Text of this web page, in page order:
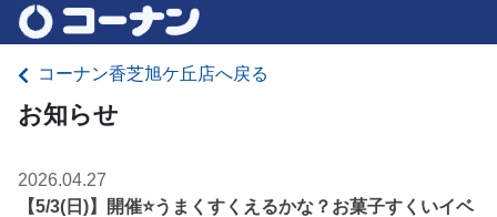
コーナン香芝旭ケ丘店へ戻る
お知らせ
2026.04.27
【5/3(日)】開催⭐️うまくすくえるかな？お菓子すくいイベ